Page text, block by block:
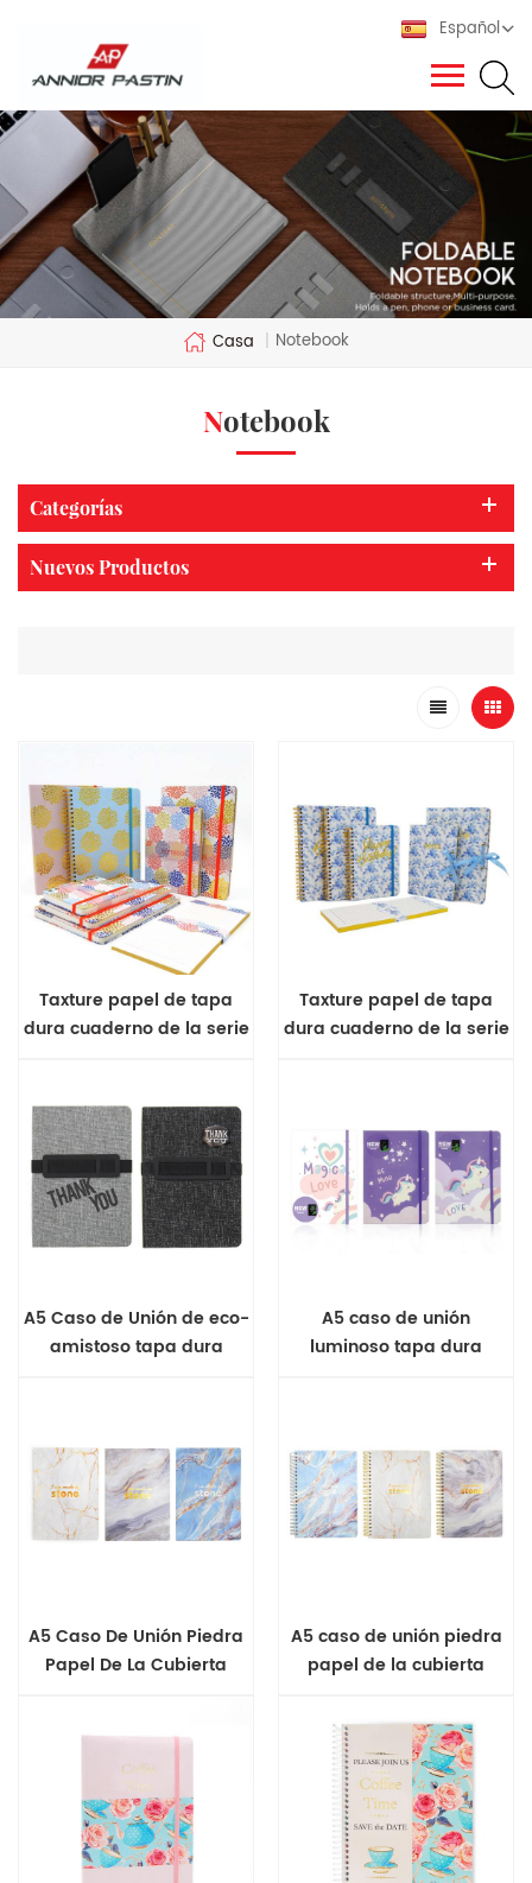
Español
Casa | Notebook
Notebook
Categorías
Nuevos Productos
Taxture papel de tapa
dura cuaderno de la serie
Taxture papel de tapa
dura cuaderno de la serie
A5 Caso de Unión de eco-
amistoso tapa dura
A5 caso de unión
luminoso tapa dura
A5 Caso De Unión Piedra
Papel De La Cubierta
A5 caso de unión piedra
papel de la cubierta